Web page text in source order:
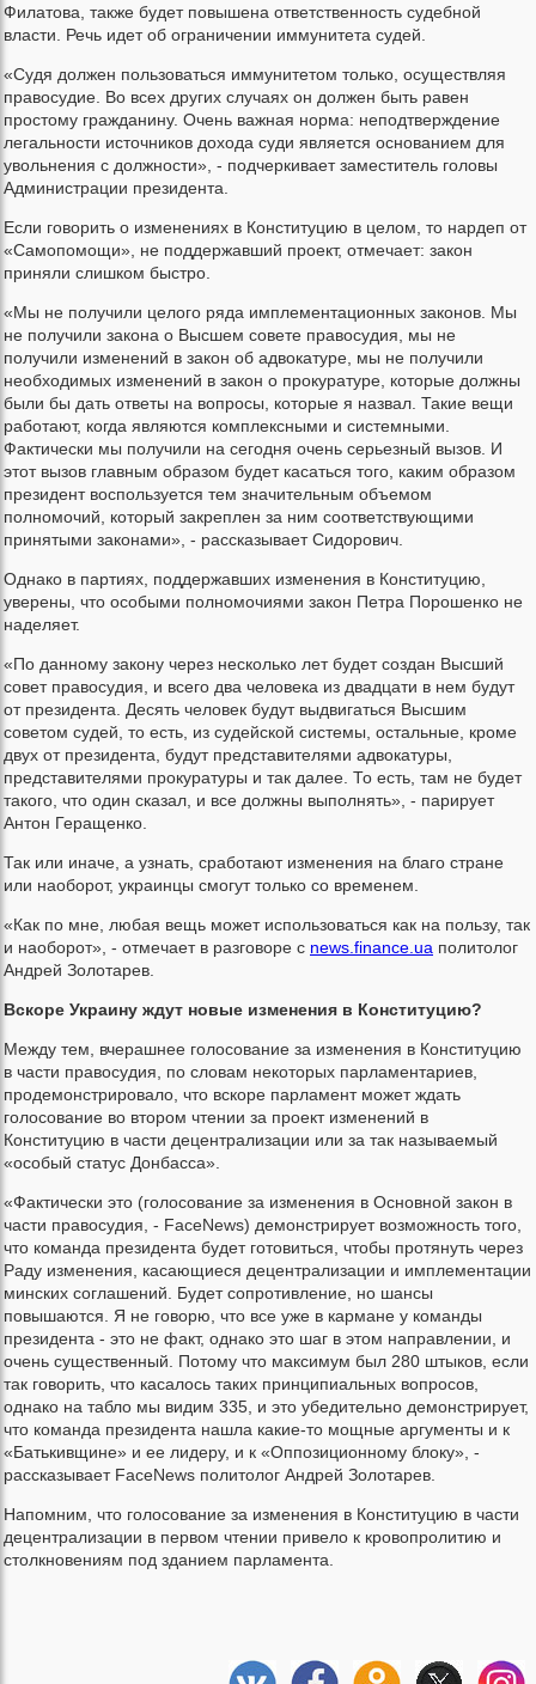
Филатова, также будет повышена ответственность судебной
власти. Речь идет об ограничении иммунитета судей.
«Судя должен пользоваться иммунитетом только, осуществляя
правосудие. Во всех других случаях он должен быть равен
простому гражданину. Очень важная норма: неподтверждение
легальности источников дохода суди является основанием для
увольнения с должности», - подчеркивает заместитель головы
Администрации президента.
Если говорить о изменениях в Конституцию в целом, то нардеп от
«Самопомощи», не поддержавший проект, отмечает: закон
приняли слишком быстро.
«Мы не получили целого ряда имплементационных законов. Мы
не получили закона о Высшем совете правосудия, мы не
получили изменений в закон об адвокатуре, мы не получили
необходимых изменений в закон о прокуратуре, которые должны
были бы дать ответы на вопросы, которые я назвал. Такие вещи
работают, когда являются комплексными и системными.
Фактически мы получили на сегодня очень серьезный вызов. И
этот вызов главным образом будет касаться того, каким образом
президент воспользуется тем значительным объемом
полномочий, который закреплен за ним соответствующими
принятыми законами», - рассказывает Сидорович.
Однако в партиях, поддержавших изменения в Конституцию,
уверены, что особыми полномочиями закон Петра Порошенко не
наделяет.
«По данному закону через несколько лет будет создан Высший
совет правосудия, и всего два человека из двадцати в нем будут
от президента. Десять человек будут выдвигаться Высшим
советом судей, то есть, из судейской системы, остальные, кроме
двух от президента, будут представителями адвокатуры,
представителями прокуратуры и так далее. То есть, там не будет
такого, что один сказал, и все должны выполнять», - парирует
Антон Геращенко.
Так или иначе, а узнать, сработают изменения на благо стране
или наоборот, украинцы смогут только со временем.
«Как по мне, любая вещь может использоваться как на пользу, так
и наоборот», - отмечает в разговоре с news.finance.ua политолог
Андрей Золотарев.
Вскоре Украину ждут новые изменения в Конституцию?
Между тем, вчерашнее голосование за изменения в Конституцию
в части правосудия, по словам некоторых парламентариев,
продемонстрировало, что вскоре парламент может ждать
голосование во втором чтении за проект изменений в
Конституцию в части децентрализации или за так называемый
«особый статус Донбасса».
«Фактически это (голосование за изменения в Основной закон в
части правосудия, - FaceNews) демонстрирует возможность того,
что команда президента будет готовиться, чтобы протянуть через
Раду изменения, касающиеся децентрализации и имплементации
минских соглашений. Будет сопротивление, но шансы
повышаются. Я не говорю, что все уже в кармане у команды
президента - это не факт, однако это шаг в этом направлении, и
очень существенный. Потому что максимум был 280 штыков, если
так говорить, что касалось таких принципиальных вопросов,
однако на табло мы видим 335, и это убедительно демонстрирует,
что команда президента нашла какие-то мощные аргументы и к
«Батькивщине» и ее лидеру, и к «Оппозиционному блоку», -
рассказывает FaceNews политолог Андрей Золотарев.
Напомним, что голосование за изменения в Конституцию в части
децентрализации в первом чтении привело к кровопролитию и
столкновениям под зданием парламента.